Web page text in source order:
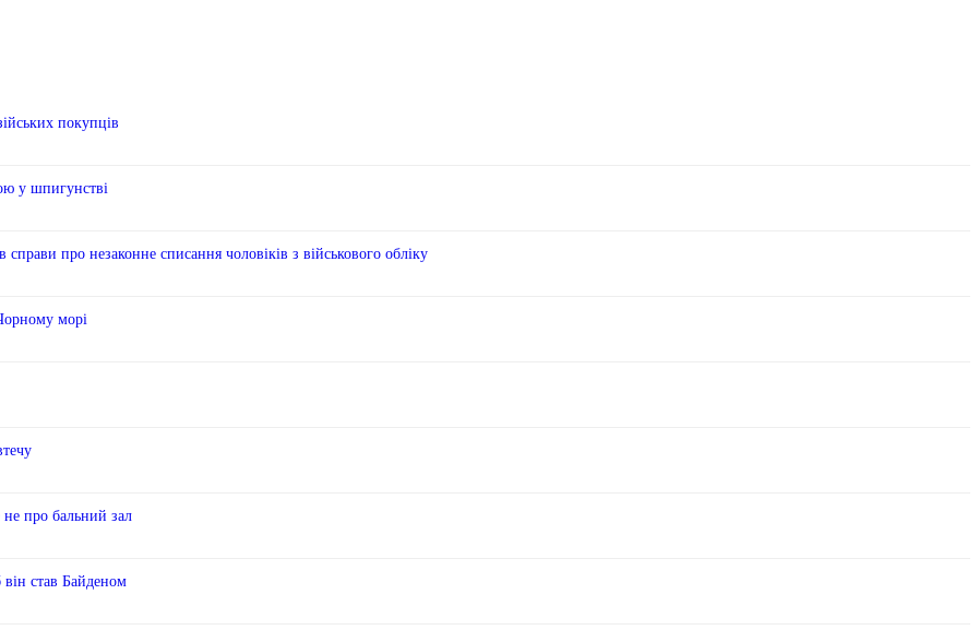
покупців
у шпигунстві
про незаконне списання чоловіків з військового обліку
морі
про бальний зал
став Байденом